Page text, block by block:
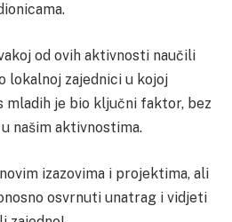
od ovih aktivnosti naučili
lokalnoj zajednici u kojoj
mladih je bio ključni faktor, bez
našim aktivnostima.
izazovima i projektima, ali
osvrnuti unatrag i vidjeti